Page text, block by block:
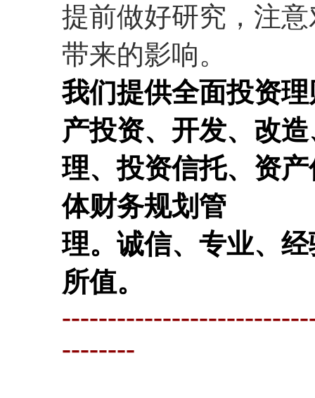
提前做好研究，注
带来的影响。
我们提供全面投资
产投资、开发、改
理、投资信托、资
体财务规划管
理。诚信、专业、
所值。
--------